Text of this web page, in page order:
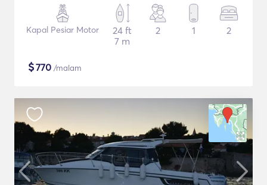
Kapal Pesiar Motor
24 ft
7 m
2 1 2
$770 /malam